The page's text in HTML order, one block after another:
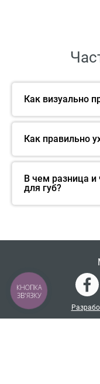
Как визуально
Как правильно
В чем разница и
для губ?
КНОПКА
ЗВ'ЯЗКУ